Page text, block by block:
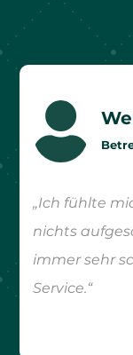

„Ich fühlte
nichts
immer sehr
Service.“